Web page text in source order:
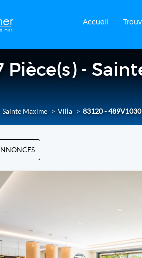
Accueil
Pièce(s) -
Sainte Maxime Villa 83120 -